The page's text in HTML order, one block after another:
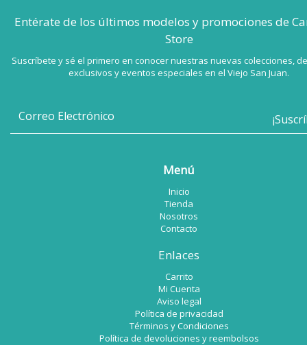
Entérate de los últimos modelos y promociones de
Store
Suscríbete y sé el primero en conocer nuestras nuevas colecciones,
exclusivos y eventos especiales en el Viejo San Juan.
Menú
Inicio
Tienda
Nosotros
Contacto
Enlaces
Carrito
Mi Cuenta
Aviso legal
Política de privacidad
Términos y Condiciones
Política de devoluciones y reembolsos